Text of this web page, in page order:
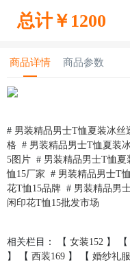
总计￥ 1200
商品详情 商品参数
# 男装精品男士T恤夏装冰丝
格 # 男装精品男士T恤夏装
5图片 # 男装精品男士T恤
恤15厂家 # 男装精品男士T
花T恤15品牌 # 男装精品男
闲印花T恤15批发市场
相关栏目： 【 女装152 】 【
】 【 西装169 】 【 婚纱礼